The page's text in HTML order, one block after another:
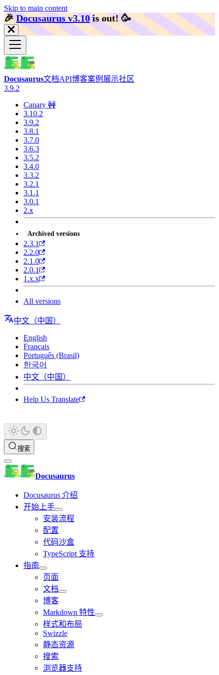
Skip to main content
🎉️Docusaurus v3.10 is out! 🥳️
Docusaurus文档API博客案例展示社区
3.9.2
Canary 🚧
3.10.2
3.9.2
3.8.1
3.7.0
3.6.3
3.5.2
3.4.0
3.3.2
3.2.1
3.1.1
3.0.1
2.x
Archived versions
2.3.1
2.2.0
2.1.0
2.0.1
1.x.x
All versions
中文（中国）
English
Français
Português (Brasil)
한국어
中文（中国）
Help Us Translate
搜索
Docusaurus
Docusaurus 介绍
开始上手
安装流程
配置
代码沙盒
TypeScript 支持
指南
页面
文档
博客
Markdown 特性
样式和布局
Swizzle
静态资源
搜索
浏览器支持